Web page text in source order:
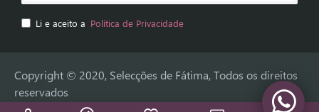
Li e aceito a Política de Privacidade
Copyright © 2020, Selecções de Fátima, Todos os direitos
reservados